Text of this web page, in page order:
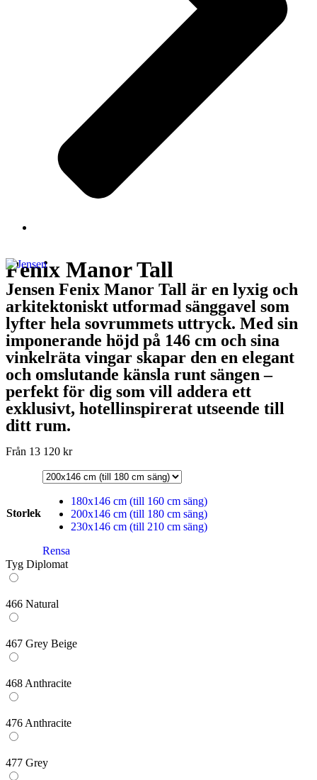
Fenix Manor Tall
Jensen Fenix Manor Tall är en lyxig och
arkitektoniskt utformad sänggavel som
lyfter hela sovrummets uttryck. Med sin
imponerande höjd på 146 cm och sina
vinkelräta vingar skapar den en elegant
och omslutande känsla runt sängen –
perfekt för dig som vill addera ett
exklusivt, hotellinspirerat utseende till
ditt rum.
Från 13 120 kr
Storlek
180x146 cm (till 160 cm säng)
200x146 cm (till 180 cm säng)
230x146 cm (till 210 cm säng)
Rensa
Tyg Diplomat
466 Natural
467 Grey Beige
468 Anthracite
476 Anthracite
477 Grey